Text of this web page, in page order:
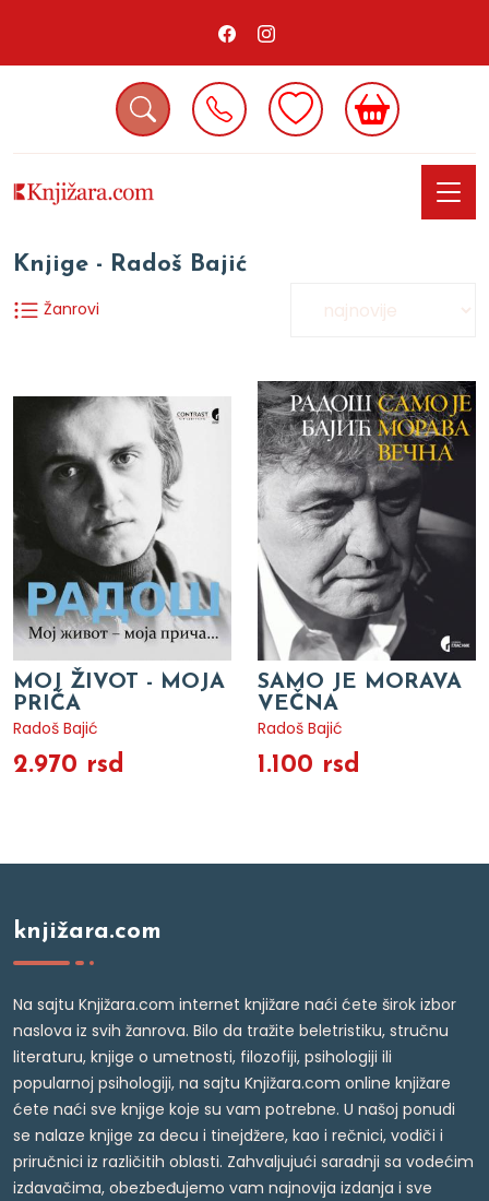
Knjige - Radoš Bajić
Žanrovi
MOJ ŽIVOT - MOJA
PRIČA
Radoš Bajić
2.970 rsd
SAMO JE MORAVA
VEČNA
Radoš Bajić
1.100 rsd
knjižara.com
Na sajtu Knjižara.com internet knjižare naći ćete širok izbor
naslova iz svih žanrova. Bilo da tražite beletristiku, stručnu
literaturu, knjige o umetnosti, filozofiji, psihologiji ili
popularnoj psihologiji, na sajtu Knjižara.com online knjižare
ćete naći sve knjige koje su vam potrebne. U našoj ponudi
se nalaze knjige za decu i tinejdžere, kao i rečnici, vodiči i
priručnici iz različitih oblasti. Zahvaljujući saradnji sa vodećim
izdavačima, obezbeđujemo vam najnovija izdanja i sve